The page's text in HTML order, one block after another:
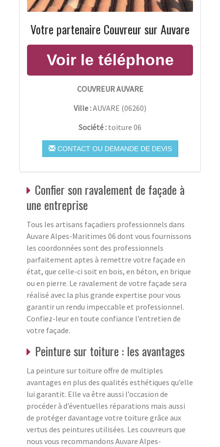
Votre partenaire Couvreur sur Auvare
COUVREUR AUVARE
Ville :AUVARE (06260)
Société : toiture 06
CONTACT OU DEMANDE DE DEVIS
Confier son ravalement de façade à
une entreprise
Tous les artisans façadiers professionnels dans
Auvare Alpes-Maritimes 06 dont vous fournissons
les coordonnées sont des professionnels
parfaitement aptes à remettre votre façade en
état, que celle-ci soit en bois, en béton, en brique
ou en pierre. Le ravalement de votre façade sera
réalisé avec la plus grande expertise pour vous
garantir un rendu impeccable et professionnel.
Confiez-leur en toute confiance l’entretien de
votre façade.
Peinture sur toiture : les avantages
La peinture sur toiture offre de multiples
avantages en plus des qualités esthétiques qu’elle
lui garantit. Elle va être aussi l’occasion de
procéder à d’éventuelles réparations mais aussi
de protéger davantage votre toiture grâce aux
vertus des peintures utilisées. Les couvreurs que
nous vous recommandons Auvare Alpes-